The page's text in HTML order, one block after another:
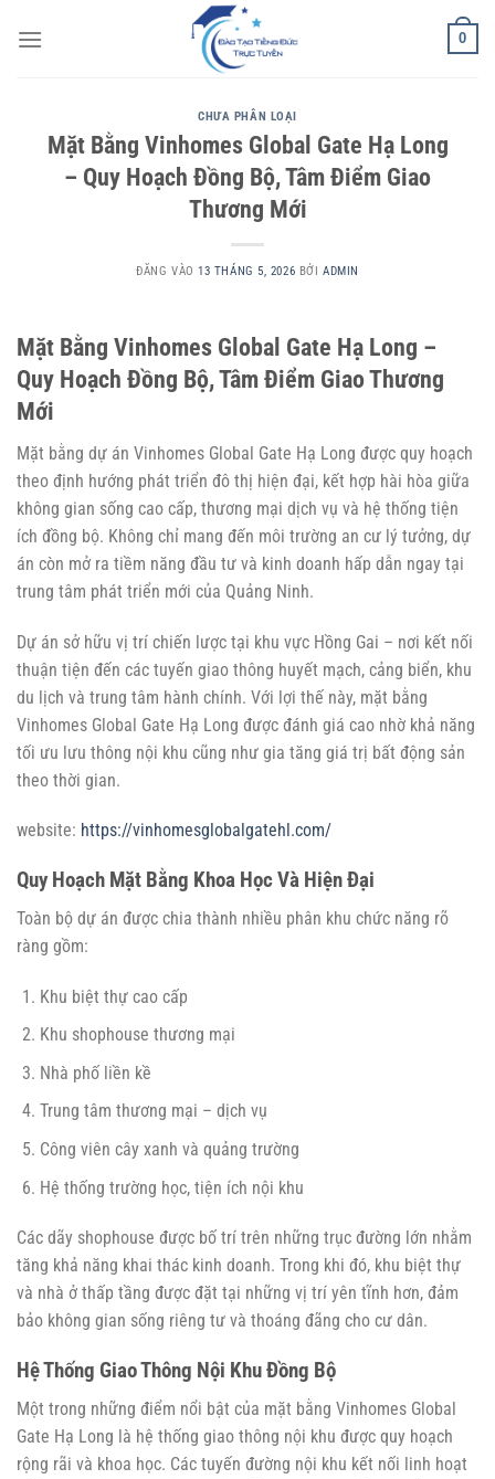
qua
0
CHƯA PHÂN LOẠI
Mặt Bằng Vinhomes Global Gate Hạ Long
– Quy Hoạch Đồng Bộ, Tâm Điểm Giao
Thương Mới
ĐĂNG VÀO13 THÁNG 5, 2026 BỞI ADMIN
Mặt Bằng Vinhomes Global Gate Hạ Long –
Quy Hoạch Đồng Bộ, Tâm Điểm Giao Thương
Mới
Mặt bằng dự án Vinhomes Global Gate Hạ Long được quy hoạch
theo định hướng phát triển đô thị hiện đại, kết hợp hài hòa giữa
không gian sống cao cấp, thương mại dịch vụ và hệ thống tiện
ích đồng bộ. Không chỉ mang đến môi trường an cư lý tưởng, dự
án còn mở ra tiềm năng đầu tư và kinh doanh hấp dẫn ngay tại
trung tâm phát triển mới của Quảng Ninh.
Dự án sở hữu vị trí chiến lược tại khu vực Hồng Gai – nơi kết nối
thuận tiện đến các tuyến giao thông huyết mạch, cảng biển, khu
du lịch và trung tâm hành chính. Với lợi thế này, mặt bằng
Vinhomes Global Gate Hạ Long được đánh giá cao nhờ khả năng
tối ưu lưu thông nội khu cũng như gia tăng giá trị bất động sản
theo thời gian.
website: https://vinhomesglobalgatehl.com/
Quy Hoạch Mặt Bằng Khoa Học Và Hiện Đại
Toàn bộ dự án được chia thành nhiều phân khu chức năng rõ
ràng gồm:
Khu biệt thự cao cấp
Khu shophouse thương mại
Nhà phố liền kề
Trung tâm thương mại – dịch vụ
Công viên cây xanh và quảng trường
Hệ thống trường học, tiện ích nội khu
Các dãy shophouse được bố trí trên những trục đường lớn nhằm
tăng khả năng khai thác kinh doanh. Trong khi đó, khu biệt thự
và nhà ở thấp tầng được đặt tại những vị trí yên tĩnh hơn, đảm
bảo không gian sống riêng tư và thoáng đãng cho cư dân.
Hệ Thống Giao Thông Nội Khu Đồng Bộ
Một trong những điểm nổi bật của mặt bằng Vinhomes Global
Gate Hạ Long là hệ thống giao thông nội khu được quy hoạch
rộng rãi và khoa học. Các tuyến đường nội khu kết nối linh hoạt